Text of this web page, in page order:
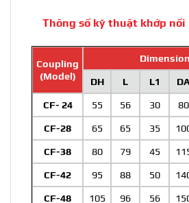
Thông số kỹ thuật khớp nối
Coupling
(Model)
DH L L1 DA
CF- 24 55 56 30 80
CF-28 65 65 35
CF-38 80 79 45
CF-42 95 88 50
CF-48 105 96 56